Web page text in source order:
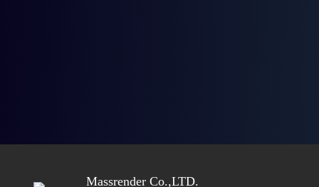
Massrender Co.,LTD.